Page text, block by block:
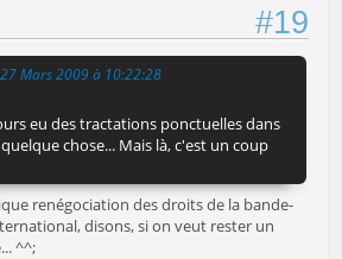
#19
Mars 2009 à 10:22:28
eu des tractations ponctuelles dans
chose... Mais là, c'est un coup
renégociation des droits de la bande-
disons, si on veut rester un
^^;